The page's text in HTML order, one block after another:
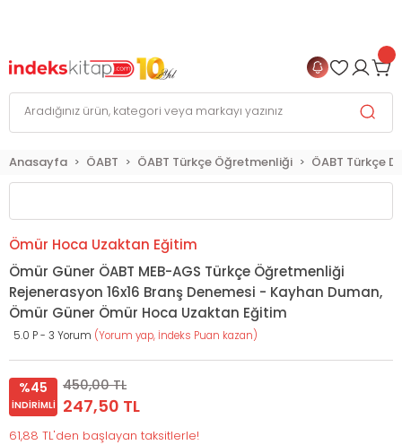
Anasayfa ÖABT ÖABT Türkçe Öğretmenliği ÖABT Türkçe
Ömür Hoca Uzaktan Eğitim
Ömür Güner ÖABT MEB-AGS Türkçe Öğretmenliği
Rejenerasyon 16x16 Branş Denemesi - Kayhan Duman,
Ömür Güner Ömür Hoca Uzaktan Eğitim
5.0 P - 3 Yorum (Yorum yap, İndeks Puan kazan)
%45
İNDIRIMLI
450,00 TL
247,50 TL
61,88 TL'den başlayan taksitlerle!